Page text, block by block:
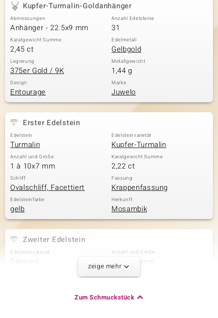
Classics
Kupfer-Turmalin-Goldanhänger
Abmessungen
Anhänger - 22.5x9 mm
Anzahl Edelsteine
31
Karatgewicht Summe
2,45 ct
Edelmetall
Gelbgold
Legierung
375er Gold / 9K
Metallgewicht
1,44 g
Design
Entourage
Marke
Juwelo
Erster Edelstein
Edelstein
Turmalin
Edelsteinvarietät
Kupfer-Turmalin
Anzahl und Größe
1 à 10x7 mm
Karatgewicht Summe
2,22 ct
Schliff
Ovalschliff, Facettiert
Fassung
Krappenfassung
Edelsteinfarbe
gelb
Herkunft
Mosambik
Zweiter Edelstein
Edelsteinvarietät
Diamant
Anzahl und Größe
26 à 1,2 mm
Herkunft
zeige mehr
Zum Schmuckstück